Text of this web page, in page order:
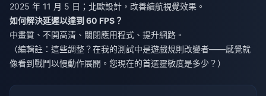
2025 年 11 月 5 日；北歐設計，改善續航視覺效果。
如何解決延遲以達到 60 FPS？
中畫質、不開高清、關閉應用程式、提升網路。
（編輯註：這些調整？在我的測試中是遊戲規則改變者——感覺就
像看到戰鬥以慢動作展開。您現在的首選靈敏度是多少？）